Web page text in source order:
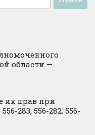
области —
их прав при
283, 556-282, 556-